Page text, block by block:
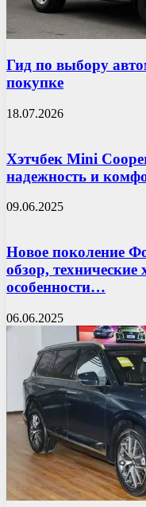
Гид по выбору
покупке
18.07.2026
Хэтчбек Mini
надежность и
09.06.2025
Новое поколение
обзор, технические
особенности…
06.06.2025